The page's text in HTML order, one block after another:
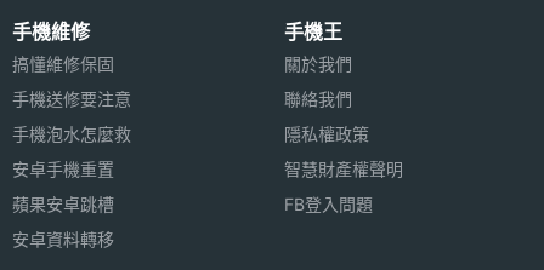
手機維修
搞懂維修保固
手機送修要注意
手機泡水怎麼救
安卓手機重置
蘋果安卓跳槽
安卓資料轉移
手機王
關於我們
聯絡我們
隱私權政策
智慧財產權聲明
FB登入問題